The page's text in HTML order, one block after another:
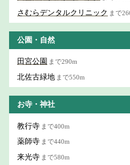
さむらデンタルクリニック まで
公園・自然
田宮公園 まで290m
北佐古緑地 まで550m
お寺・神社
教行寺 まで400m
薬師寺 まで440m
来光寺 まで580m